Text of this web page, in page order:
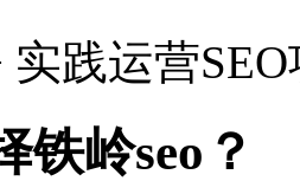
践运营
铁岭seo？